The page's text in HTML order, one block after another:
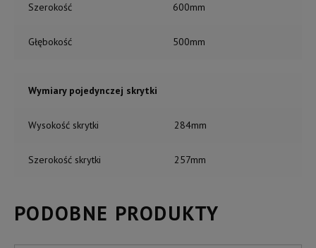
Szerokość 600mm
Głębokość 500mm
Wymiary pojedynczej skrytki
Wysokość skrytki 284mm
Szerokość skrytki 257mm
PODOBNE PRODUKTY